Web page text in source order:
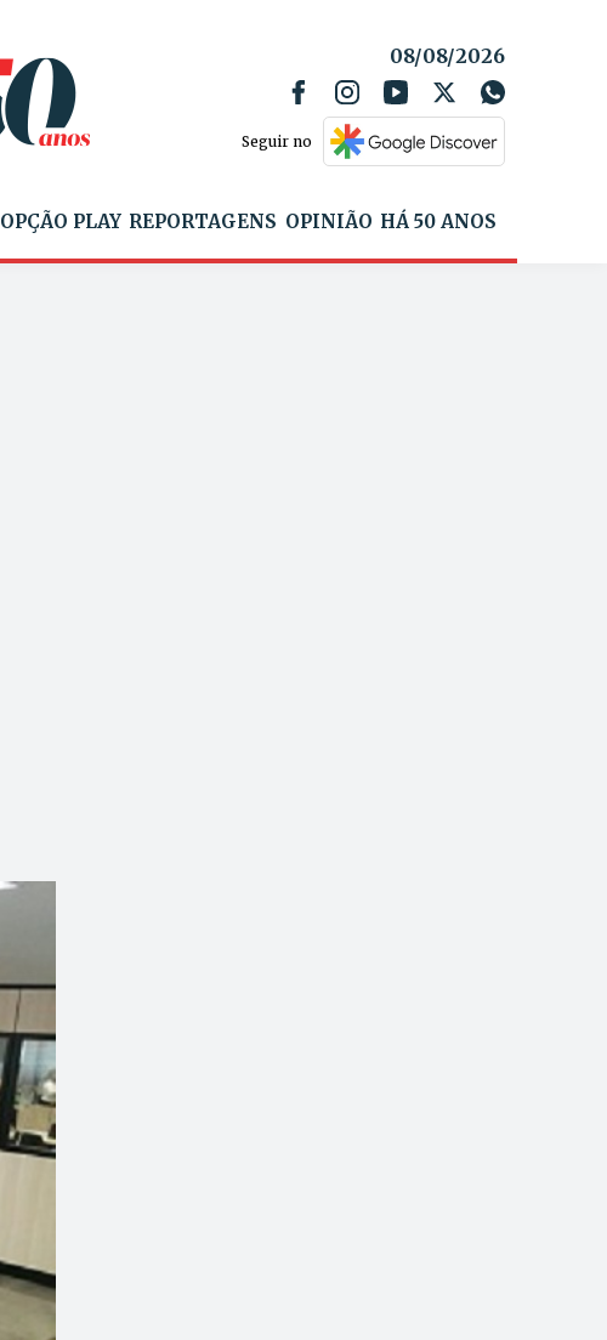
08/08/2026
Seguir no
OPÇÃO PLAY REPORTAGENS OPINIÃO HÁ 50 ANOS